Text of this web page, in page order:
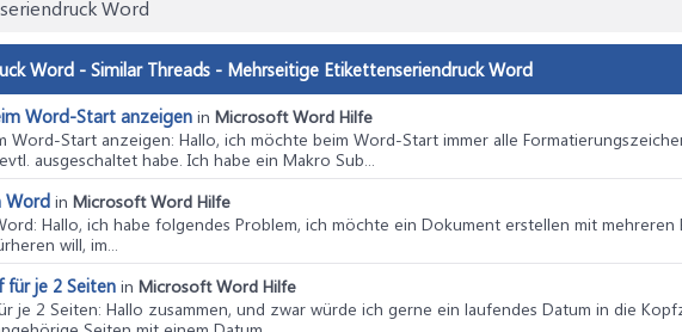
Word
Word - Similar Threads - Mehrseitige Etikettenseriendruck Word
Word-Start anzeigen in Microsoft Word Hilfe
Word-Start anzeigen: Hallo, ich möchte beim Word-Start immer alle
ausgeschaltet habe. Ich habe ein Makro Sub...
Word in Microsoft Word Hilfe
: Hallo, ich habe folgendes Problem, ich möchte ein Dokument erstellen mit
will, im...
je 2 Seiten in Microsoft Word Hilfe
je 2 Seiten: Hallo zusammen, und zwar würde ich gerne ein laufendes Datum in die